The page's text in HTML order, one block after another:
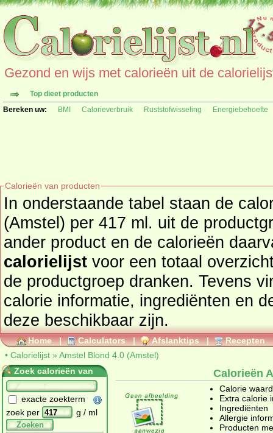
Gezond en wijs met calorieën uit de
Top dieet producten
Bereken uw:
BMI Calorieverbruik Ruststofwisseling Energiebehoefte
Calorieën van producten
In onderstaande tabel staan de
(Amstel) per 417 ml. uit de productgroep
ander product en de calorieën
calorielijst voor een totaal overzicht of bekijk alle producten
de productgroep dranken. Tevens vindt u ook de uitgebreide
calorie informatie, ingrediënten en
deze beschikbaar zijn.
Home | Calculators | Afslanktips | Recepten
• Calorielijst » Amstel Blond 4.0 (Amstel)
Zoek calorieën van
exacte zoekterm
zoek per
g / ml
Zoeken
Calorieën
Calorie
Extra calorie
Ingrediënten
Allergie
Producten